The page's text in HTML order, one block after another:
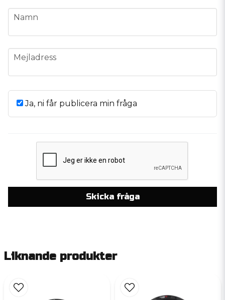
name
Namn
email
Mejladress
Ja, ni får publicera min fråga
Skicka fråga
Liknande produkter